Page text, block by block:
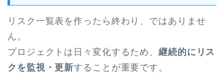
リスク一覧表を作ったら終わり、ではありませ
ん。
プロジェクトは日々変化するため、継続的にリス
クを監視・更新することが重要です。